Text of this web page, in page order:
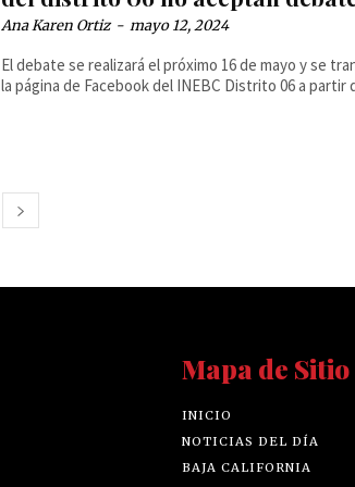
Ana Karen Ortiz - mayo 12, 2024
El debate se realizará el próximo 16 de mayo y se
la página de Facebook del INEBC Distrito 06 a partir
Mapa de Sitio
INICIO
NOTICIAS DEL DÍA
BAJA CALIFORNIA